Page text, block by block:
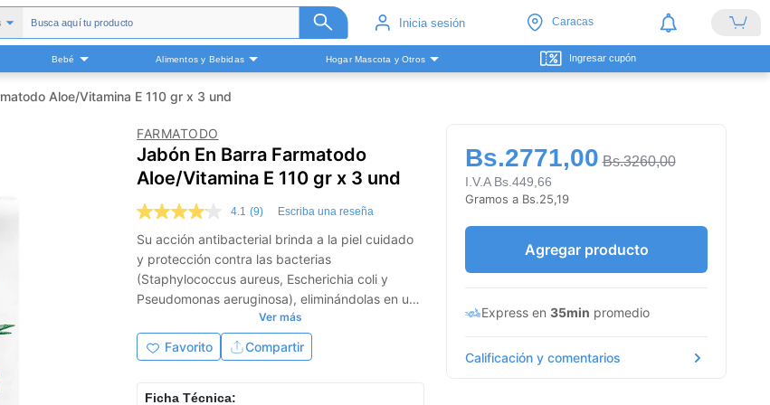
Inicia sesión Caracas
Bebé Alimentos y Bebidas Hogar Mascota y Otros Ingresar cupón
Aloe/Vitamina E 110 gr x 3 und
FARMATODO
Jabón En Barra Farmatodo
Aloe/Vitamina E 110 gr x 3 und
4.1
de
5
estrellas,
valor
medio
de
Read
Reviews.
en
4.1 (9) Escriba una reseña
Su acción antibacterial brinda a la piel cuidado
y protección contra las bacterias
(Staphylococcus aureus, Escherichia coli y
Pseudomonas aeruginosa), eliminándolas en un
99.9% durante el uso del producto.
Ver más
Favorito Compartir
Ficha Técnica:
Bs.2771,00 Bs.3260,00
I.V.A Bs.449,66
Gramos a Bs.25,19
Agregar producto
Express en 35min promedio
Calificación y comentarios